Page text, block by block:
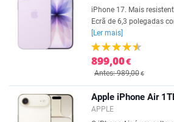
iPhone 17. Mais
Ecrã de 6,3 polegadas
[Ler mais]
899,00€
Antes: 989,00€
Apple iPhone Air
APPLE